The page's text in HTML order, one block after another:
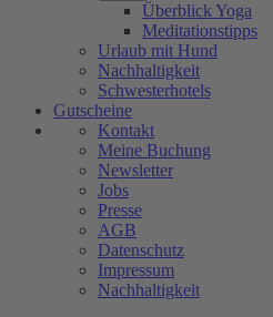
Überblick Yoga
Meditationstipps
Urlaub mit Hund
Nachhaltigkeit
Schwesterhotels
Gutscheine
Kontakt
Meine Buchung
Newsletter
Jobs
Presse
AGB
Datenschutz
Impressum
Nachhaltigkeit